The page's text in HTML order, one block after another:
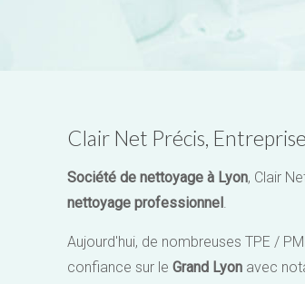
Clair Net Précis,
Société de nettoyage à Lyon, Clair
nettoyage professionnel.
Aujourd'hui, de nombreuses TPE /
confiance sur leGrand Lyon avec